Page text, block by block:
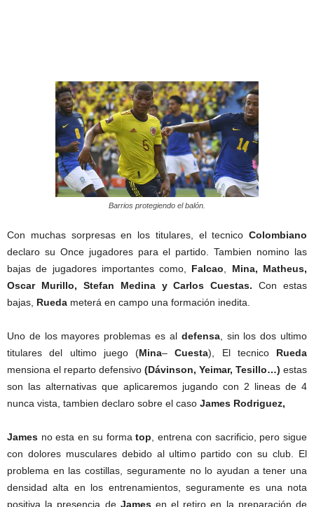
Barrios protegiendo el balón.
Con muchas sorpresas en los titulares, el tecnico Colombiano
declaro su Once jugadores para el partido. Tambien nomino las
bajas de jugadores importantes como, Falcao
Mina, Matheus,
Oscar Murillo, Stefan Medina y Carlos Cuestas. Con estas
bajas, Rueda meterá en campo una formación inedita.
Uno de los mayores problemas es al defensa, sin los dos ultimo
titulares del ultimo juego (Mina–Cuesta), El tecnico Rueda
mensiona el reparto defensivo (Dávinson, Yeimar, Tesillo…) estas
son las alternativas que aplicaremos jugando con 2 lineas de 4
nunca vista, tambien declaro sobre el caso James Rodriguez,
James no esta en su formatop , entrena con sacrificio, pero sigue
con dolores musculares debido al ultimo partido con su club. El
problema en las costillas, seguramente no lo ayudan a tener una
densidad alta en los entrenamientos, seguramente es una nota
positiva la presencia de Jamesen el retiro en la preparación de